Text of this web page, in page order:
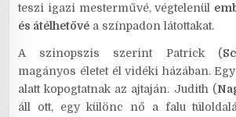
teszi igazi mesterművé, végtelenül
és átélhetővé a színpadon látottakat.
A szinopszis szerint Patrick (
magányos életet él vidéki házában.
alatt kopogtatnak az ajtaján. Judith (
áll ott, egy különc nő a falu